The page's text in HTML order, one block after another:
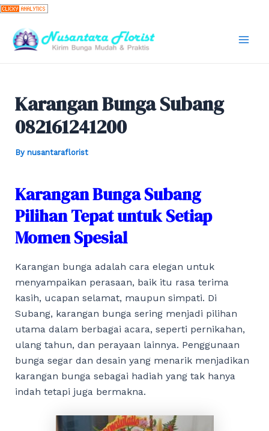
Skip
content
Karangan Bunga Subang
082161241200
By nusantaraflorist
Karangan Bunga Subang
Pilihan Tepat untuk Setiap
Momen Spesial
Karangan bunga adalah cara elegan untuk
menyampaikan perasaan, baik itu rasa terima
kasih, ucapan selamat, maupun simpati. Di
Subang, karangan bunga sering menjadi pilihan
utama dalam berbagai acara, seperti pernikahan,
ulang tahun, dan perayaan lainnya. Penggunaan
bunga segar dan desain yang menarik menjadikan
karangan bunga sebagai hadiah yang tak hanya
indah tetapi juga bermakna.